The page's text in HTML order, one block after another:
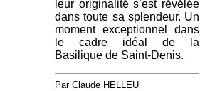
leur originalité s’est révélée
dans toute sa splendeur. Un
moment exceptionnel dans
le cadre idéal de la
Basilique de Saint-Denis.
Par Claude HELLEU